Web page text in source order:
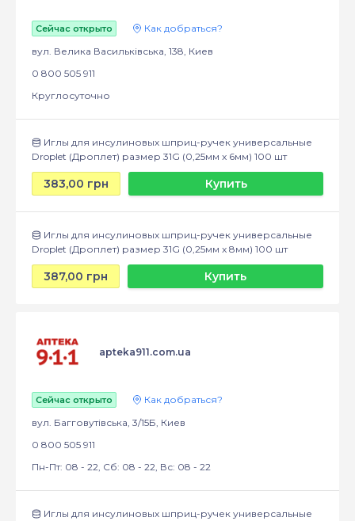
Сейчас открыто
Как добраться?
вул. Велика Васильківська, 138, Киев
0 800 505 911
Круглосуточно
Иглы для инсулиновых шприц-ручек универсальные
Droplet (Дроплет) размер 31G (0,25мм x 6мм) 100 шт
383,00 грн Купить
Иглы для инсулиновых шприц-ручек универсальные
Droplet (Дроплет) размер 31G (0,25мм x 8мм) 100 шт
387,00 грн Купить
apteka911.com.ua
Сейчас открыто
Как добраться?
вул. Багговутівська, 3/15Б, Киев
0 800 505 911
Пн-Пт: 08 - 22, Сб: 08 - 22, Вс: 08 - 22
Иглы для инсулиновых шприц-ручек универсальные